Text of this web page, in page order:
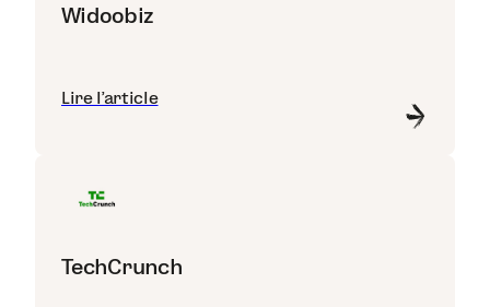
Widoobiz
Lire l'article
TechCrunch